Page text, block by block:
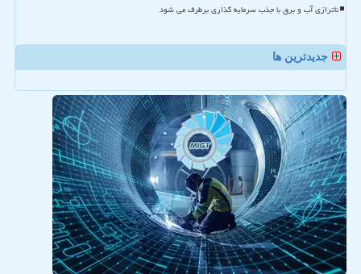
ناترازی آب و برق با جذب سرمایه گذاری برطرف می شود
جدیدترین ها